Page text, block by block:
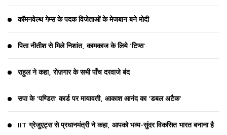
कॉमनवेल्थ गेम्स के पदक विजेताओं के मेजबान बने मोदी
पिता नीतीश से मिले निशांत, कामकाज के लिये 'टिप्स'
राहुल ने कहा, रोज़गार के सभी पाँच दरवाजे बंद
सपा के ‘पण्डित’ कार्ड पर मायावती, आकाश आनंद का ‘डबल अटैक’
IIT ग्रेजुएट्स से प्रधानमंत्री ने कहा, आपको भव्य-सुंदर विकसित भारत बनाना है